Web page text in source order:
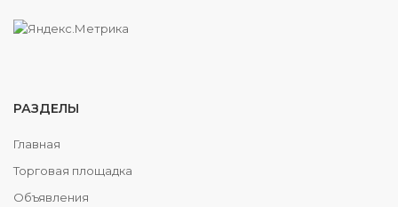
РАЗДЕЛЫ
Главная
Торговая площадка
Объявления